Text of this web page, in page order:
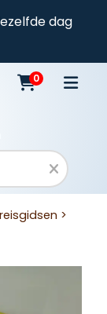
dag
0
reisgidsen >